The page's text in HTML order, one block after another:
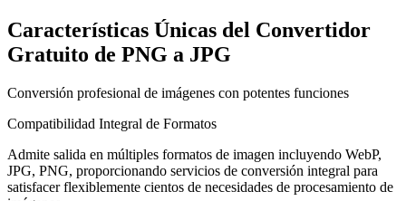
Características Únicas del Convertidor
Gratuito de PNG a JPG
Conversión profesional de imágenes con potentes funciones
Compatibilidad Integral de Formatos
Admite salida en múltiples formatos de imagen incluyendo WebP,
JPG, PNG, proporcionando servicios de conversión integral para
satisfacer flexiblemente cientos de necesidades de procesamiento de